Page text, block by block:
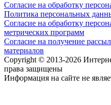
Согласие на обработку
Политика персональных
Согласие на обработку
метрических программ
Согласие на получение
материалов
Copyright © 2013-2026
права защищены
Информация на сайте не